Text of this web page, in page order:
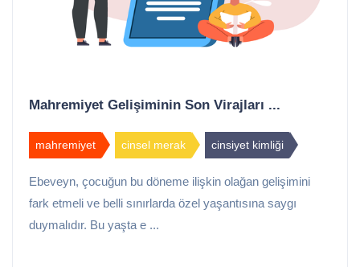
Mahremiyet Gelişiminin Son Virajları ...
mahremiyet cinsel merak cinsiyet kimliği
Ebeveyn, çocuğun bu döneme ilişkin olağan gelişimini
fark etmeli ve belli sınırlarda özel yaşantısına saygı
duymalıdır. Bu yaşta e ...